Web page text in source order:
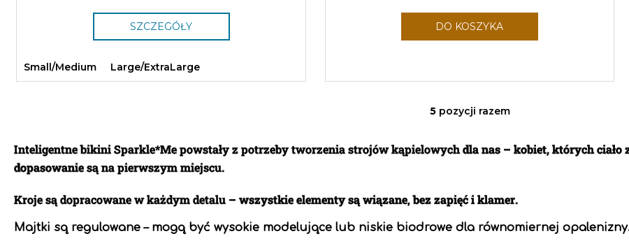
SZCZEGÓŁY
Small/Medium Large/ExtraLarge
DO KOSZYKA
K
n
o
l
k
5pozycji razem
Inteligentne bikini Sparkle*Me powstały z potrzeby tworzenia strojów kąpielowychdla nas – kobiet, których ciało
dopasowaniesą na pierwszym miejscu.
Kroje są dopracowane w każdym detalu – wszystkie elementy są wiązane,bez zapięć i klamer.
Majtki są regulowane – mogą być wysokie modelujące lub niskie biodrowe dla równomiernej